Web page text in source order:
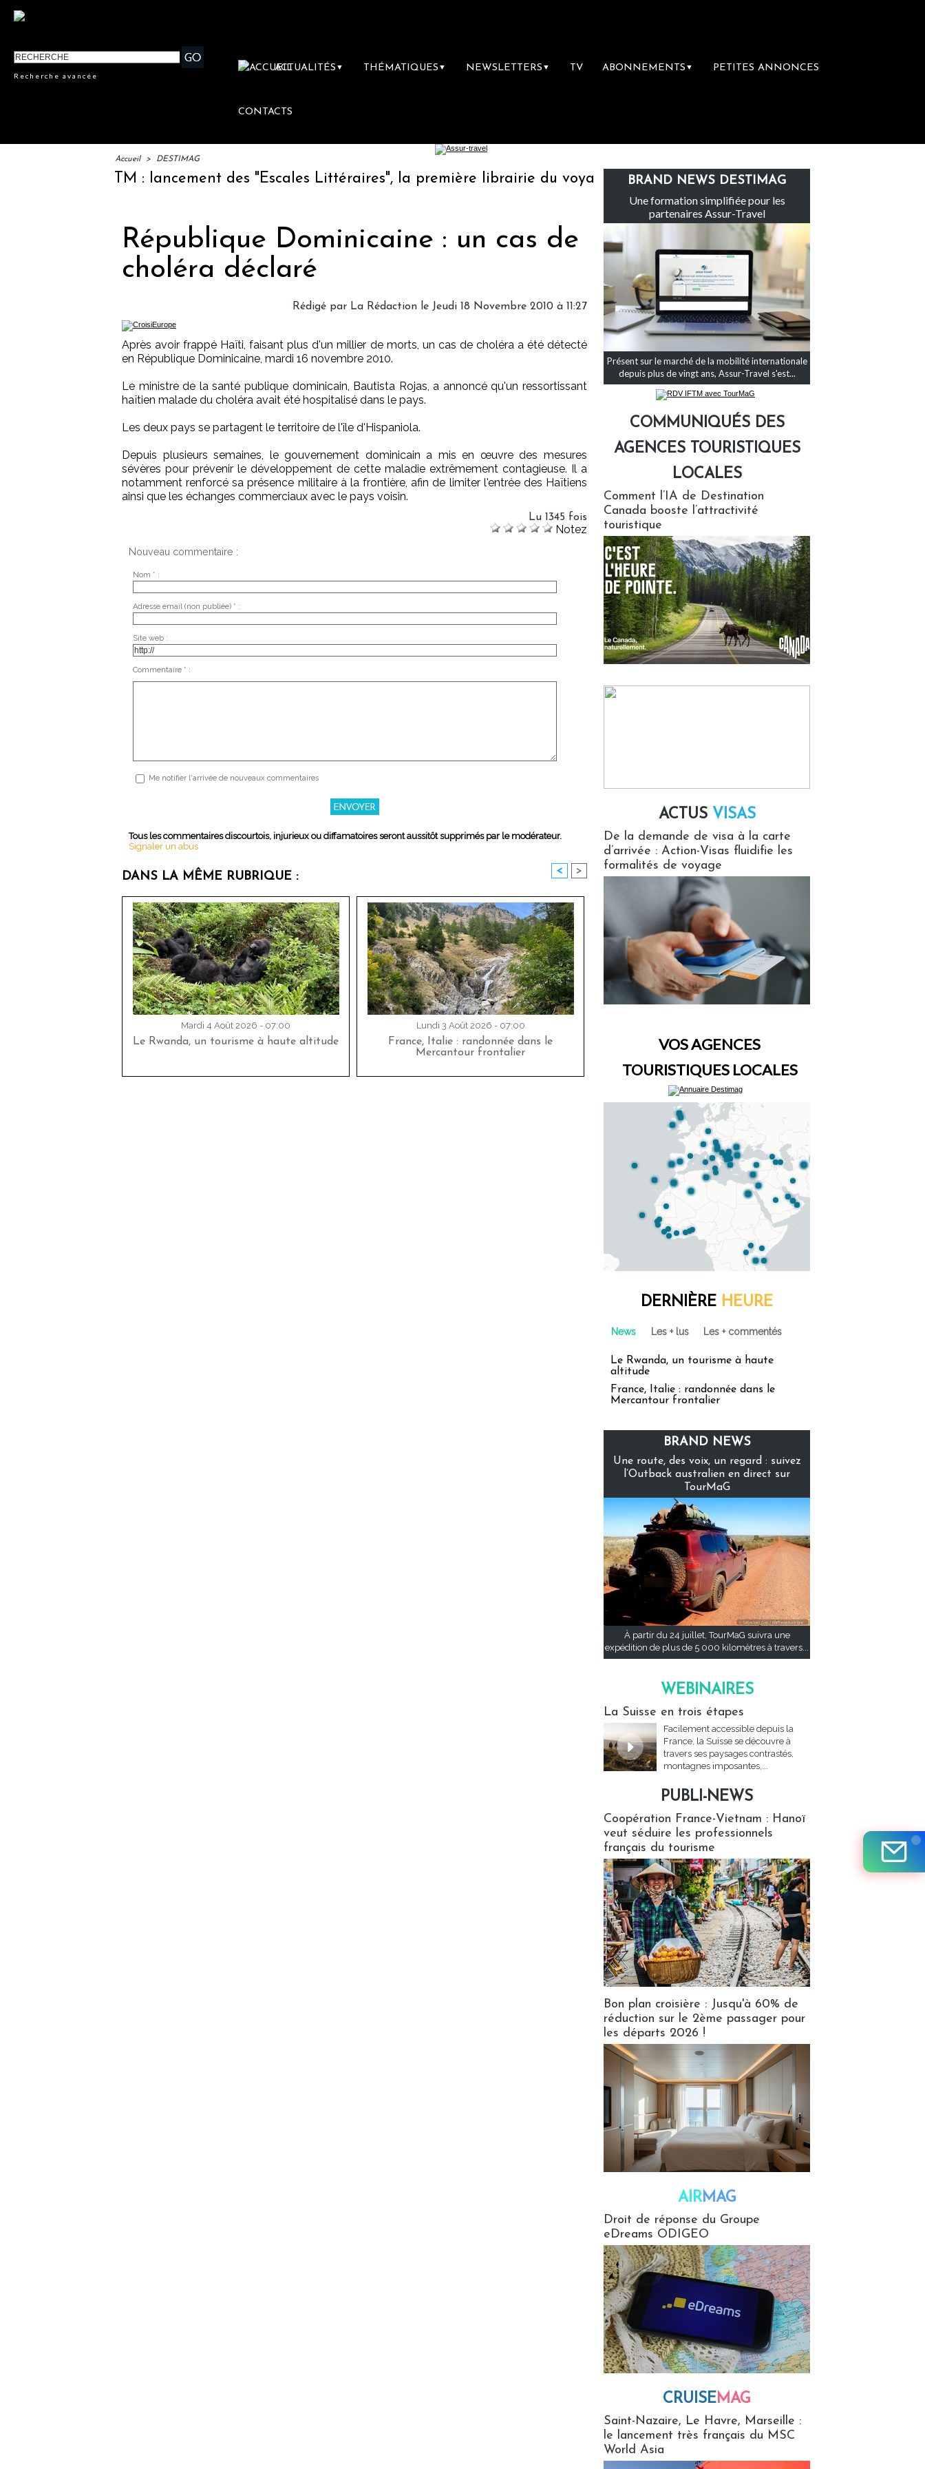
Recherche avancée
ACTUALITÉS ▼ THÉMATIQUES ▼ NEWSLETTERS ▼ TV ABONNEMENTS ▼ PETITES ANNONCES
CONTACTS
Accueil > DESTIMAG
IFTM : lancement des "Escales Littéraires", la première librairie du voyage Le groupe Sainte-Claire rachète Eden Tour
République Dominicaine : un cas de
choléra déclaré
Rédigé par La Rédaction le Jeudi 18 Novembre 2010 à 11:27
Après avoir frappé Haïti, faisant plus d'un millier de morts, un cas de choléra a été détecté
en République Dominicaine, mardi 16 novembre 2010.
Le ministre de la santé publique dominicain, Bautista Rojas, a annoncé qu'un ressortissant
haïtien malade du choléra avait été hospitalisé dans le pays.
Les deux pays se partagent le territoire de l'île d'Hispaniola.
Depuis plusieurs semaines, le gouvernement dominicain a mis en œuvre des mesures
sévères pour prévenir le développement de cette maladie extrêmement contagieuse. Il a
notamment renforcé sa présence militaire à la frontière, afin de limiter l'entrée des Haïtiens
ainsi que les échanges commerciaux avec le pays voisin.
Lu 1345 fois
Notez
Nouveau commentaire :
Nom * :
Adresse email (non publiée) * :
Site web :
Commentaire * :
Me notifier l'arrivée de nouveaux commentaires
Tous les commentaires discourtois, injurieux ou diffamatoires seront aussitôt supprimés par le modérateur.
Signaler un abus
DANS LA MÊME RUBRIQUE : < >
Mardi 4 Août 2026 - 07:00
Le Rwanda, un tourisme à haute altitude
Lundi 3 Août 2026 - 07:00
France, Italie : randonnée dans le
Mercantour frontalier
BRAND NEWS DESTIMAG
Une formation simplifiée pour les
partenaires Assur-Travel
Présent sur le marché de la mobilité internationale
depuis plus de vingt ans, Assur-Travel s'est...
COMMUNIQUÉS DES
AGENCES TOURISTIQUES
LOCALES
Comment l’IA de Destination
Canada booste l’attractivité
touristique
ACTUS VISAS
De la demande de visa à la carte
d’arrivée : Action-Visas fluidifie les
formalités de voyage
VOS AGENCES
TOURISTIQUES LOCALES
DERNIÈRE HEURE
News Les + lus Les + commentés
Le Rwanda, un tourisme à haute
altitude
France, Italie : randonnée dans le
Mercantour frontalier
BRAND NEWS
Une route, des voix, un regard : suivez
l’Outback australien en direct sur
TourMaG
À partir du 24 juillet, TourMaG suivra une
expédition de plus de 5 000 kilomètres à travers...
WEBINAIRES
La Suisse en trois étapes
Facilement accessible depuis la
France, la Suisse se découvre à
travers ses paysages contrastés,
montagnes imposantes,...
PUBLI-NEWS
Coopération France-Vietnam : Hanoï
veut séduire les professionnels
français du tourisme
Bon plan croisière : Jusqu'à 60% de
réduction sur le 2ème passager pour
les départs 2026 !
AIRMAG
Droit de réponse du Groupe
eDreams ODIGEO
CRUISEMAG
Saint-Nazaire, Le Havre, Marseille :
le lancement très français du MSC
World Asia